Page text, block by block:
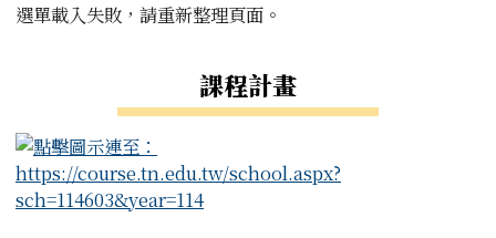
選單載入失敗，請重新整理頁面。
課程計畫